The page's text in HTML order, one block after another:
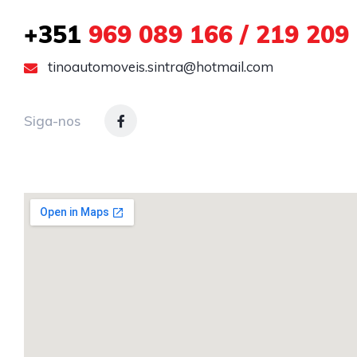
+351 969 089 166 / 219 209
tinoautomoveis.sintra@hotmail.com
Siga-nos